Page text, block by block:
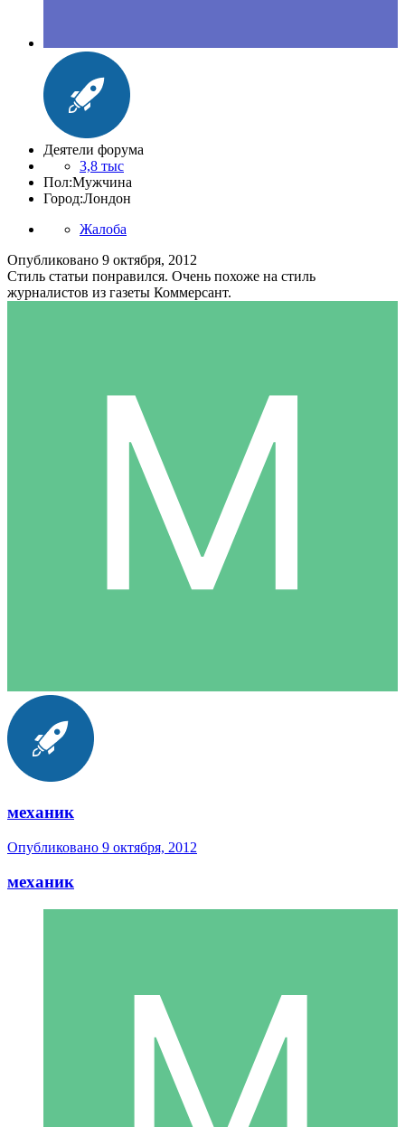
Деятели форума
3,8 тыс
Пол:Мужчина
Город:Лондон
Жалоба
Опубликовано 9 октября, 2012
Стиль статьи понравился. Очень похоже на стиль
журналистов из газеты Коммерсант.
механик
Опубликовано 9 октября, 2012
механик